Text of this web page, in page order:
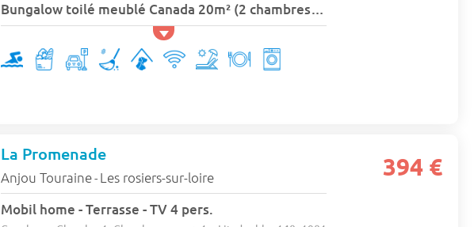
Bungalow toilé meublé Canada 20m² (2 chambres) + terrasse couverte 5 pers.
La Promenade
Anjou Touraine- Les rosiers-sur-loire
Mobil home - Terrasse - TV 4 pers.
394 €